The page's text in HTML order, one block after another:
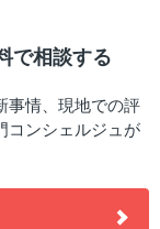
で相談する
事情、現地での評
コンシェルジュが